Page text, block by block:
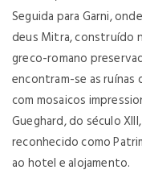
Seguida para Garni,
deus Mitra, construído
greco-romano
encontram-se as ruínas
com mosaicos
Gueghard, do século
reconhecido como
ao hotel e alojamento.